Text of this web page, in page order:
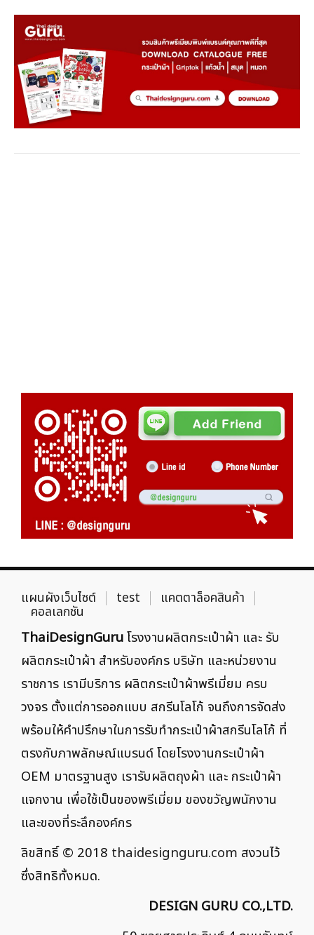
แผนผังเว็บไซต์ test แคตตาล็อคสินค้า
คอลเลกชัน
ThaiDesignGuruโรงงานผลิตกระเป๋าผ้า และ รับ
ผลิตกระเป๋าผ้า สำหรับองค์กร บริษัท และหน่วยงาน
ราชการ เรามีบริการ ผลิตกระเป๋าผ้าพรีเมี่ยม ครบ
วงจร ตั้งแต่การออกแบบ สกรีนโลโก้ จนถึงการจัดส่ง
พร้อมให้คำปรึกษาในการรับทำกระเป๋าผ้าสกรีนโลโก้ ที่
ตรงกับภาพลักษณ์แบรนด์ โดยโรงงานกระเป๋าผ้า
OEM มาตรฐานสูง เรารับผลิตถุงผ้า และ กระเป๋าผ้า
แจกงาน เพื่อใช้เป็นของพรีเมี่ยม ของขวัญพนักงาน
และของที่ระลึกองค์กร
ลิขสิทธิ์ © 2018 thaidesignguru.com สงวนไว้
ซึ่งสิทธิทั้งหมด.
DESIGN GURU CO.,LTD.